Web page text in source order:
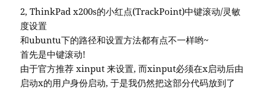
2, ThinkPad x200s的小红点(TrackPoint)中键滚动/灵敏
度设置
和ubuntu下的路径和设置方法都有点不一样哟~
首先是中键滚动!
由于官方推荐 xinput 来设置, 而xinput必须在x启动后由
启动x的用户身份启动, 于是我仍然把这部分代码放到了